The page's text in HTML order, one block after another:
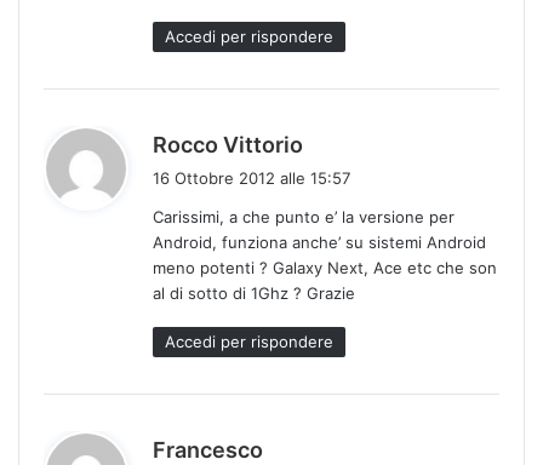
Accedi per rispondere
Rocco Vittorio
e
t
t
:
16 Ottobre 2012 alle 15:57
Carissimi, a che punto e’ la versione per
Android, funziona anche’ su sistemi Android
meno potenti ? Galaxy Next, Ace etc che son
al di sotto di 1Ghz ? Grazie
Accedi per rispondere
Francesco